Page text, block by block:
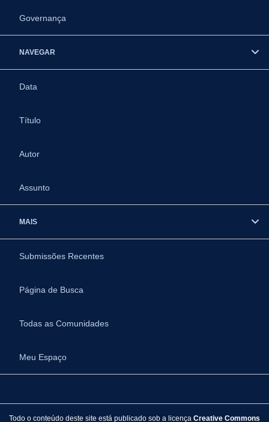
Governança
NAVEGAR
Data
Título
Autor
Assunto
MAIS
Submissões Recentes
Página de Busca
Todas as Comunidades
Meu Espaço
Todo o conteúdo deste site está publicado sob a licença Creative Commons